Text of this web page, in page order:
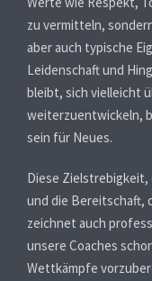
zu vermitteln,
aber auch typische
Leidenschaft und
bleibt, sich vielleicht
weiterzuentwickeln,
sein für Neues.
Diese Zielstrebigkeit,
und die Bereitschaft,
zeichnet auch
unsere Coaches
Wettkämpfe